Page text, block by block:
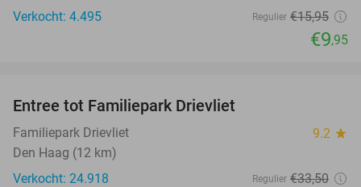
Verkocht: 4.495
Regulier €15,95
€9,95
Entree tot Familiepark Drievliet
Familiepark Drievliet 9.2 star
Den Haag (12 km)
Verkocht: 24.918
Regulier €33,50